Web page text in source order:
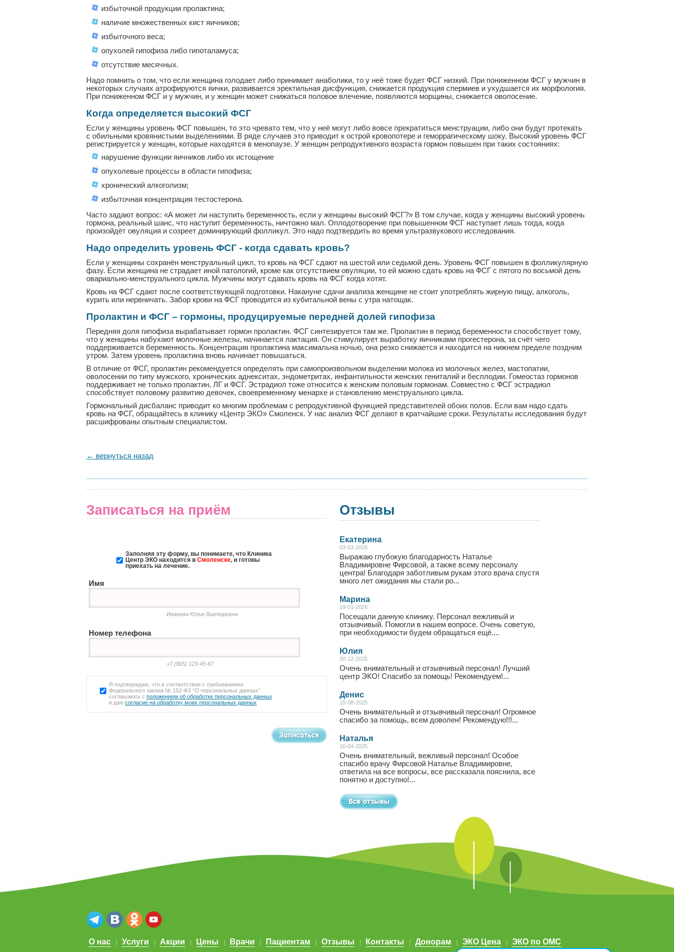
избыточной продукции пролактина;
наличие множественных кист яичников;
избыточного веса;
опухолей гипофиза либо гипоталамуса;
отсутствие месячных.
Надо помнить о том, что если женщина голодает либо принимает анаболики, то у неё тоже будет ФСГ низкий. При пониженном ФСГ у мужчин в
некоторых случаях атрофируются яички, развивается эректильная дисфункция, снижается продукция спермиев и ухудшается их морфология.
При пониженном ФСГ и у мужчин, и у женщин может снижаться половое влечение, появляются морщины, снижается оволосение.
Когда определяется высокий ФСГ
Если у женщины уровень ФСГ повышен, то это чревато тем, что у неё могут либо вовсе прекратиться менструации, либо они будут протекать
с обильными кровянистыми выделениями. В ряде случаев это приводит к острой кровопотере и геморрагическому шоку. Высокий уровень ФСГ
регистрируется у женщин, которые находятся в менопаузе. У женщин репродуктивного возраста гормон повышен при таких состояниях:
нарушение функции яичников либо их истощение
опухолевые процессы в области гипофиза;
хронический алкоголизм;
избыточная концентрация тестостерона.
Часто задают вопрос: «А может ли наступить беременность, если у женщины высокий ФСГ?» В том случае, когда у женщины высокий уровень
гормона, реальный шанс, что наступит беременность, ничтожно мал. Оплодотворение при повышенном ФСГ наступает лишь тогда, когда
произойдёт овуляция и созреет доминирующий фолликул. Это надо подтвердить во время ультразвукового исследования.
Надо определить уровень ФСГ - когда сдавать кровь?
Если у женщины сохранён менструальный цикл, то кровь на ФСГ сдают на шестой или седьмой день. Уровень ФСГ повышен в фолликулярную
фазу. Если женщина не страдает иной патологий, кроме как отсутствием овуляции, то ей можно сдать кровь на ФСГ с пятого по восьмой день
овариально-менструального цикла. Мужчины могут сдавать кровь на ФСГ когда хотят.
Кровь на ФСГ сдают после соответствующей подготовки. Накануне сдачи анализа женщине не стоит употреблять жирную пищу, алкоголь,
курить или нервничать. Забор крови на ФСГ проводится из кубитальной вены с утра натощак.
Пролактин и ФСГ – гормоны, продуцируемые передней долей гипофиза
Передняя доля гипофиза вырабатывает гормон пролактин. ФСГ синтезируется там же. Пролактин в период беременности способствует тому,
что у женщины набухают молочные железы, начинается лактация. Он стимулирует выработку яичниками прогестерона, за счёт чего
поддерживается беременность. Концентрация пролактина максимальна ночью, она резко снижается и находится на нижнем пределе поздним
утром. Затем уровень пролактина вновь начинает повышаться.
В отличие от ФСГ, пролактин рекомендуется определять при самопроизвольном выделении молока из молочных желез, мастопатии,
оволосении по типу мужского, хронических аднекситах, эндометритах, инфантильности женских гениталий и бесплодии. Гомеостаз гормонов
поддерживает не только пролактин, ЛГ и ФСГ. Эстрадиол тоже относится к женским половым гормонам. Совместно с ФСГ эстрадиол
способствует половому развитию девочек, своевременному менархе и становлению менструального цикла.
Гормональный дисбаланс приводит ко многим проблемам с репродуктивной функцией представителей обоих полов. Если вам надо сдать
кровь на ФСГ, обращайтесь в клинику «Центр ЭКО» Смоленск. У нас анализ ФСГ делают в кратчайшие сроки. Результаты исследования будут
расшифрованы опытным специалистом.
← вернуться назад
Записаться на приём
Заполняя эту форму, вы понимаете, что Клиника
Центр ЭКО находится в Смоленске, и готовы
приехать на лечение.
Имя
Иванова Юлия Викторовна
Номер телефона
+7 (905) 123-45-67
Я подтверждаю, что в соответствии с требованиями
Федерального закона № 152-ФЗ “О персональных данных”
соглашаюсь с положением об обработке персональных данных
и даю согласие на обработку моих персональных данных
Отзывы
Екатерина
03-03-2026
Выражаю глубокую благодарность Наталье
Владимировне Фирсовой, а также всему персоналу
центра! Благодаря заботливым рукам этого врача спустя
много лет ожидания мы стали ро...
Марина
19-01-2026
Посещали данную клинику. Персонал вежливый и
отзывчивый. Помогли в нашем вопросе. Очень советую,
при необходимости будем обращаться ещё....
Юлия
20-12-2025
Очень внимательный и отзывчивый персонал! Лучший
центр ЭКО! Спасибо за помощь! Рекомендуем!...
Денис
15-08-2025
Очень внимательный и отзывчивый персонал! Огромное
спасибо за помощь, всем доволен! Рекомендую!!!...
Наталья
16-04-2025
Очень внимательный, вежливый персонал! Особое
спасибо врачу Фирсовой Наталье Владимировне,
ответила на все вопросы, все рассказала пояснила, все
понятно и доступно!...
О нас Услуги Акции Цены Врачи Пациентам Отзывы Контакты Донорам ЭКО Цена ЭКО по ОМС